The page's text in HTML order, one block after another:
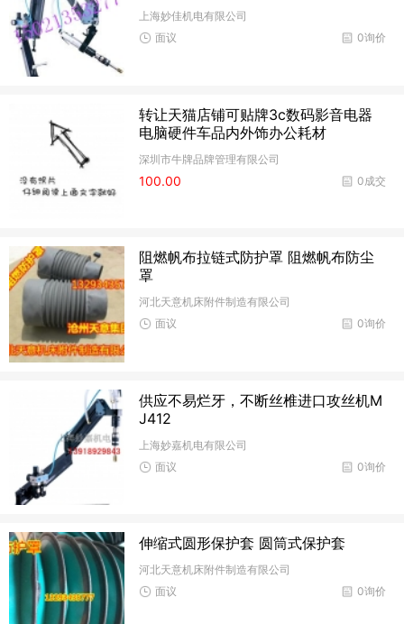
上海妙佳机电有限公司
0询价
面议
转让天猫店铺可贴牌3c数码影音电器
电脑硬件车品内外饰办公耗材
深圳市牛牌品牌管理有限公司
0成交
100.00
阻燃帆布拉链式防护罩 阻燃帆布防尘
罩
河北天意机床附件制造有限公司
0询价
面议
供应不易烂牙，不断丝椎进口攻丝机M
J412
上海妙嘉机电有限公司
0询价
面议
伸缩式圆形保护套 圆筒式保护套
河北天意机床附件制造有限公司
0询价
面议